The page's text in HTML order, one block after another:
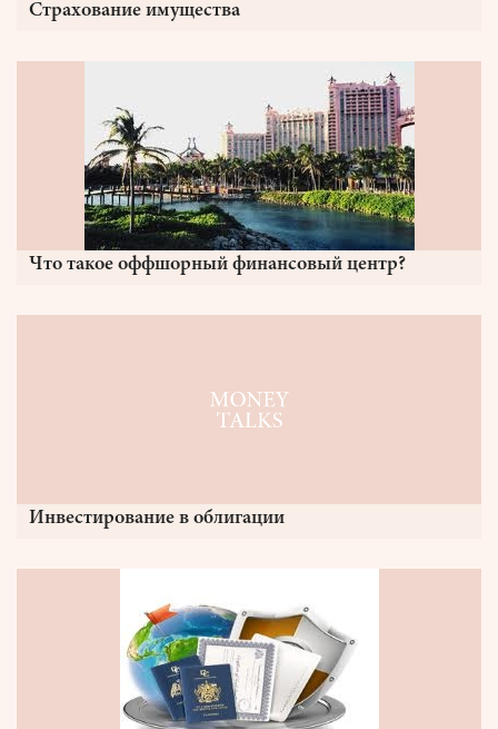
Страхование имущества
Что такое оффшорный финансовый центр?
Инвестирование в облигации